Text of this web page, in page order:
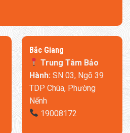
​Bắc Giang
Trung Tâm Bảo
Hành:SN 03, Ngõ 39
TDP Chùa, Phường
Nếnh
19008172